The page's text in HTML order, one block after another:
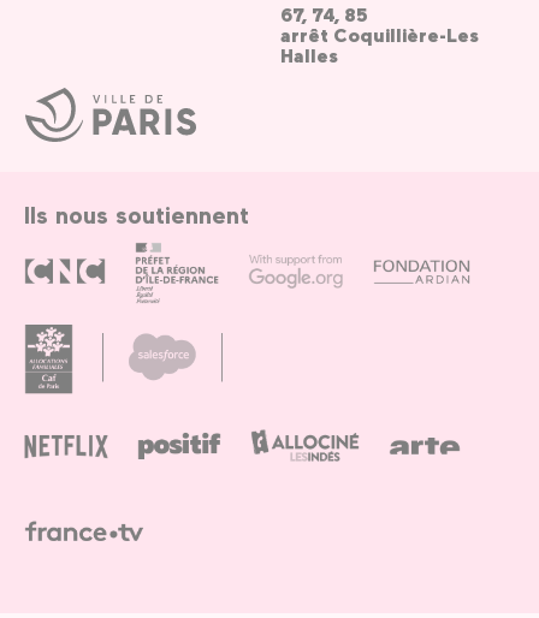
Ville
de
Paris
67, 74, 85
arrêt Coquillière-Les
Halles
Ils nous soutiennent